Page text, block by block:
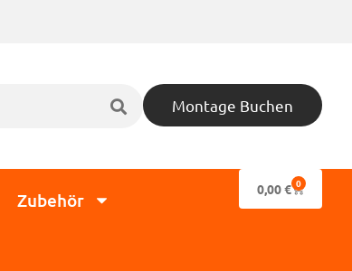
Montage Buchen
Zubehör 0,00€ 0